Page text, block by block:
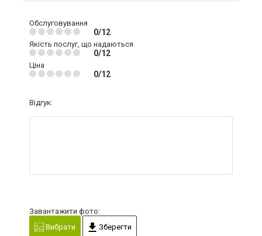
Обслуговування
0/12
Якість послуг, що надаються
0/12
Ціна
0/12
Відгук:
Завантажити фото:
Вибрати
Зберегти